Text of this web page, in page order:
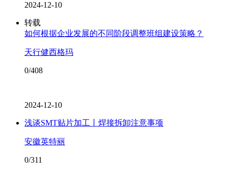
2024-12-10
转载
如何根据企业发展的不同阶段调整班组建设策略？
天行健西格玛
0/408
2024-12-10
浅谈SMT贴片加工丨焊接拆卸注意事项
安徽英特丽
0/311